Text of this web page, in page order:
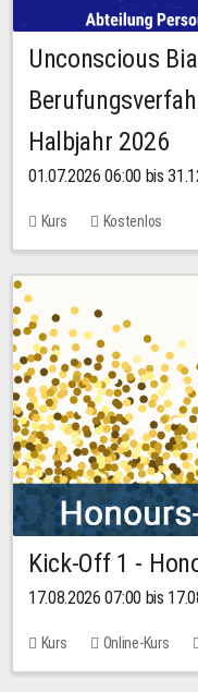
Unconscious
Halbjahr 2026
01.07.2026 06:00 bis
Kurs Kostenlos
Kick-Off 1 -
17.08.2026 07:00 bis
Kurs Online-Kurs